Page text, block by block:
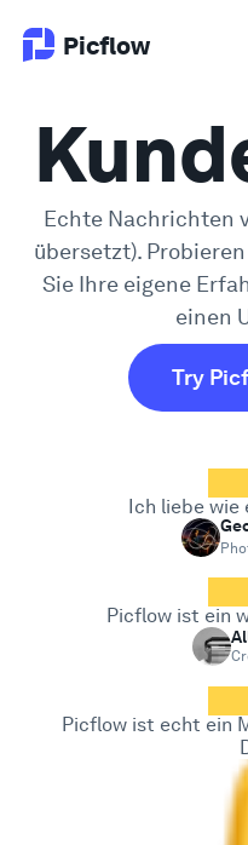
Picflow
Produkt
Online Proofing
Kundengalerie
DAM Software
Sicherheit
Echte Nachrichten
übersetzt).
Sie Ihre eigene
einen
Try
Ich liebe wie
Picflow ist ein
Picflow ist echt ein